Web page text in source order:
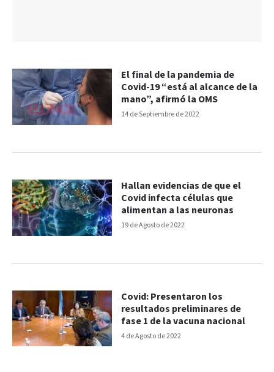
14 de Septiembre de 2022
El final de la pandemia de
Covid-19 “está al alcance de la
mano”, afirmó la OMS
19 de Agosto de 2022
Hallan evidencias de que el
Covid infecta células que
alimentan a las neuronas
4 de Agosto de 2022
Covid: Presentaron los
resultados preliminares de
fase 1 de la vacuna nacional